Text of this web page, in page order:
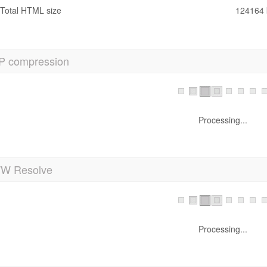
Total HTML size
124164
compression
Processing...
Resolve
Processing...